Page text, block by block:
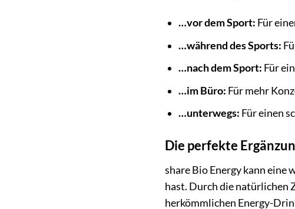
…vor dem Sport: Für
…während des Sports:
…nach dem Sport: Für
…im Büro: Für mehr
…unterwegs: Für einen
Die perfekte
share Bio Energy kann eine
hast. Durch die natürlichen
herkömmlichen Energy-